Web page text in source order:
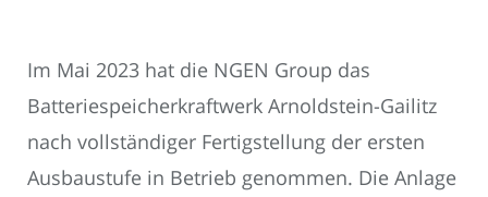
Im Mai 2023 hat die NGEN Group das
Batteriespeicherkraftwerk Arnoldstein-Gailitz
nach vollständiger Fertigstellung der ersten
Ausbaustufe in Betrieb genommen. Die Anlage